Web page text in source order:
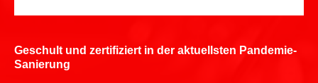
Geschult und zertifiziert in der aktuellsten Pandemie-
Sanierung